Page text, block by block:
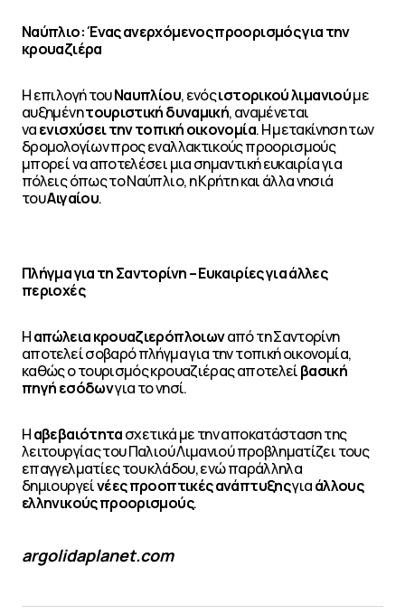
Ναύπλιο: Ένας ανερχόμενος προορισμός για την
κρουαζιέρα
Η επιλογή τουΝαυπλίου, ενόςιστορικού λιμανιούμε
αυξημένητουριστική δυναμική, αναμένεται
ναενισχύσει την τοπική οικονομία. Η μετακίνηση των
δρομολογίων προς εναλλακτικούς προορισμούς
μπορεί να αποτελέσει μια σημαντική ευκαιρία για
πόλεις όπως το Ναύπλιο, η Κρήτη και άλλα νησιά
τουΑιγαίου.
Πλήγμα για τη Σαντορίνη – Ευκαιρίες για άλλες
περιοχές
Ηαπώλεια κρουαζιερόπλοιωναπό τη Σαντορίνη
αποτελεί σοβαρό πλήγμα για την τοπική οικονομία,
καθώς ο τουρισμός κρουαζιέρας αποτελείβασική
πηγή εσόδωνγια το νησί.
Ηαβεβαιότητασχετικά με την αποκατάσταση της
λειτουργίας του Παλιού Λιμανιού προβληματίζει τους
επαγγελματίες του κλάδου, ενώ παράλληλα
δημιουργείνέες προοπτικές ανάπτυξηςγιαάλλους
ελληνικούς προορισμούς.
argolidaplanet.com